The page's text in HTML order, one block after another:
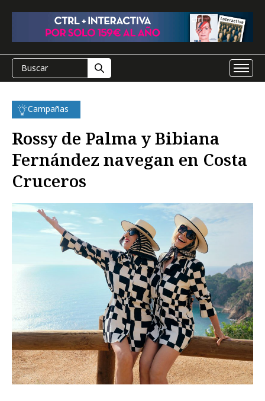
Campañas
Rossy de Palma y Bibiana
Fernández navegan en Costa
Cruceros